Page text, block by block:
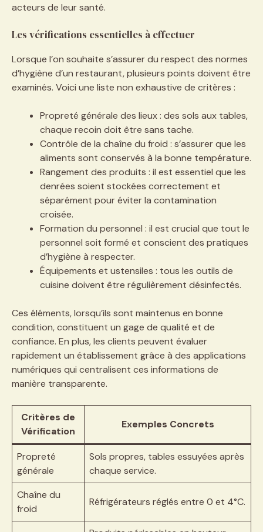
acteurs de leur santé.
Les vérifications essentielles à effectuer
Lorsque l’on souhaite s’assurer du respect des normes
d’hygiène d’un restaurant, plusieurs points doivent être
examinés. Voici une liste non exhaustive de critères :
Propreté générale des lieux : des sols aux tables,
chaque recoin doit être sans tache.
Contrôle de la chaîne du froid : s’assurer que les
aliments sont conservés à la bonne température.
Rangement des produits : il est essentiel que les
denrées soient stockées correctement et
séparément pour éviter la contamination
croisée.
Formation du personnel : il est crucial que tout le
personnel soit formé et conscient des pratiques
d’hygiène à respecter.
Équipements et ustensiles : tous les outils de
cuisine doivent être régulièrement désinfectés.
Ces éléments, lorsqu’ils sont maintenus en bonne
condition, constituent un gage de qualité et de
confiance. En plus, les clients peuvent évaluer
rapidement un établissement grâce à des applications
numériques qui centralisent ces informations de
manière transparente.
Critères de
Vérification
Exemples Concrets
Propreté
générale
Sols propres, tables essuyées après
chaque service.
Chaîne du
froid
Réfrigérateurs réglés entre 0 et 4°C.